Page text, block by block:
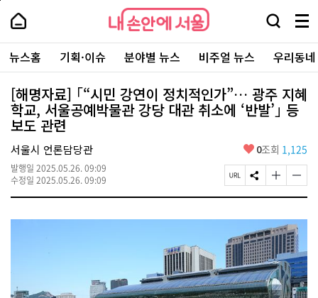
본
로
가
내
손
안
에
서
울
-
서
울
시
표
소
통
포
털
내
손
에
울
검
창
열
기
메
뉴
전
체
보
기
주
요
서
뉴스홈 기획·이슈 분야별 뉴스 비주얼 뉴스 우리동
[해명자료] ｢“시민 강연이 정치적인가”… 광주 지혜
학교, 서울공예박물관 강당 대관 취소에 ‘반발’｣ 등
보도 관련
서울시 언론담당관
발행일 2025.05.26. 09:09
수정일 2025.05.26. 09:09
좋
요
0조회 1,125
페
이
U
L
복
사
S
N
공
유
하
기
글
자
기
크
게
변
경
하
기
글
자
기
작
게
변
경
하
기
페
상
단
로